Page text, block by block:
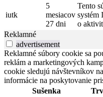
iutk
5
mesiacov
27 dni
Tento
systém
o
Reklamné
advertisement
Reklamné súbory cookie sa
reklám a marketingových
cookie sledujú návštevníkov
informácie na poskytovanie
Sušenka